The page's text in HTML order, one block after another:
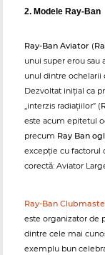
2. Modele Ray-Ban
Ray-Ban Aviator (
unui super erou
unul dintre ochelarii
Dezvoltat inițial ca
„interzis radiațiilor” (
este acum epitetul
precum Ray Ban
excepție cu factorul
corectă: Aviator
Ray-Ban
este organizator de
dintre cele mai
exemplu bun